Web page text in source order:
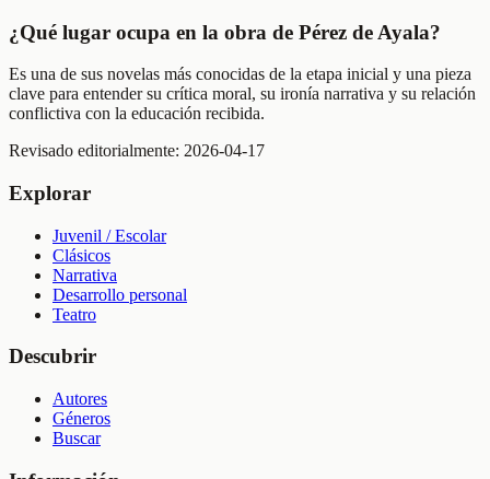
¿Qué lugar ocupa en la obra de Pérez de Ayala?
Es una de sus novelas más conocidas de la etapa inicial y una pieza
clave para entender su crítica moral, su ironía narrativa y su relación
conflictiva con la educación recibida.
Revisado editorialmente: 2026-04-17
Explorar
Juvenil / Escolar
Clásicos
Narrativa
Desarrollo personal
Teatro
Descubrir
Autores
Géneros
Buscar